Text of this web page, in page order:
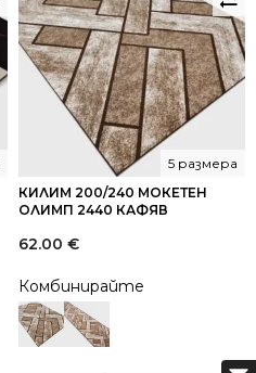
КИЛИМ 200/240 МОКЕТЕН
ОЛИМП 2440 КАФЯВ
5 размера
62.00 €
Комбинирайте